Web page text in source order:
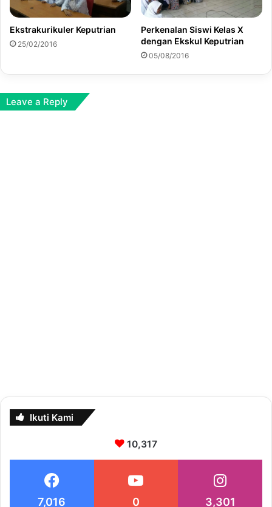
Ekstrakurikuler Keputrian
25/02/2016
Perkenalan Siswi Kelas X
dengan Ekskul Keputrian
05/08/2016
Leave a Reply
Ikuti Kami
10,317
7,016 0 3,301